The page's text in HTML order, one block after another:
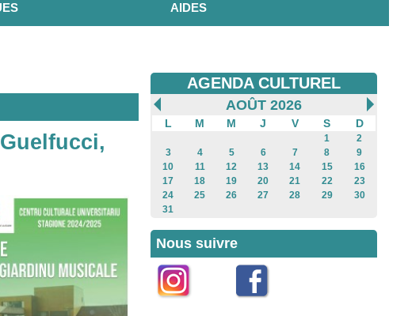
AIDES
AGENDA CULTUREL
AOÛT 2026
L M M J V S D
1
2
3
4 5 6 7 8
9
10
11 12 13 14 15
16
17
18 19 20 21 22
23
24
25 26 27 28 29
30
31
Nous suivre